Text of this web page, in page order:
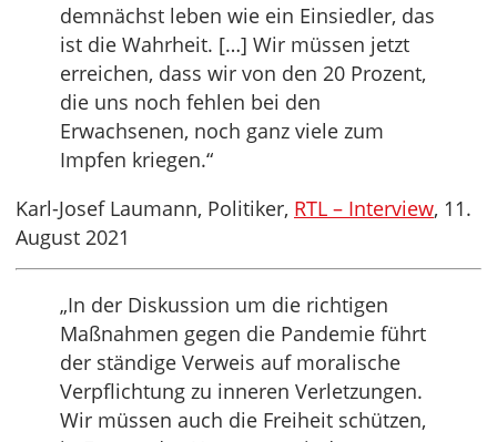
demnächst leben wie ein Einsiedler, das
ist die Wahrheit. […] Wir müssen jetzt
erreichen, dass wir von den 20 Prozent,
die uns noch fehlen bei den
Erwachsenen, noch ganz viele zum
Impfen kriegen.“
Karl-Josef Laumann, Politiker, RTL – Interview, 11.
August 2021
„In der Diskussion um die richtigen
Maßnahmen gegen die Pandemie führt
der ständige Verweis auf moralische
Verpflichtung zu inneren Verletzungen.
Wir müssen auch die Freiheit schützen,